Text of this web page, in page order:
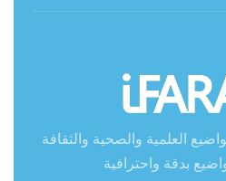
العلمية والصحية والثقافة
بدقة واحترافية